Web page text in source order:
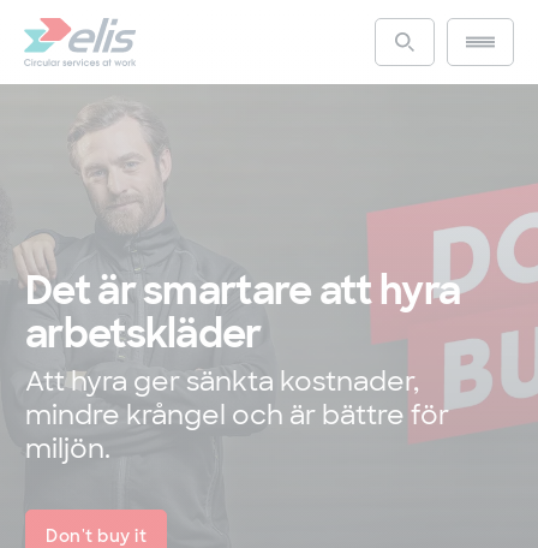
huvudinnehållAccess the
Main
Det är smartare att hyra
arbetskläder
Att hyra ger sänkta kostnader,
mindre krångel och är bättre för
miljön.
Don't buy it